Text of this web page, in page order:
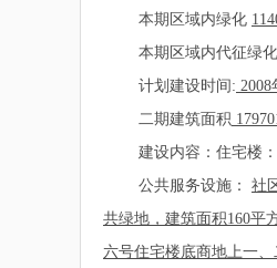
本期区域内绿化
本期区域内代征绿化
计划建设时间: 2008
二期建筑面积
建设内容：住宅楼：
公共服务设施： 社
共绿地，建筑面积160平
六号住宅楼底商地上一